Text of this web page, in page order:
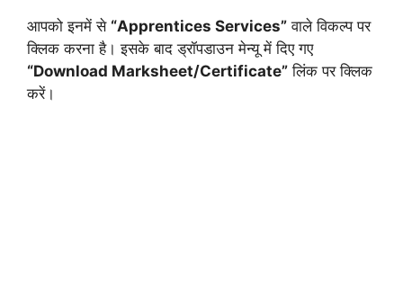
आपको इनमें से “Apprentices Services” वाले विकल्प पर
क्लिक करना है। इसके बाद ड्रॉपडाउन मेन्यू में दिए गए
“Download Marksheet/Certificate” लिंक पर क्लिक
करें।